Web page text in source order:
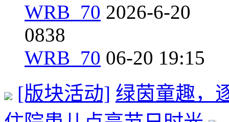
WRB_70 2026-6-20
0838
WRB_70 06-20 19:15
[版块活动] 绿茵童趣，